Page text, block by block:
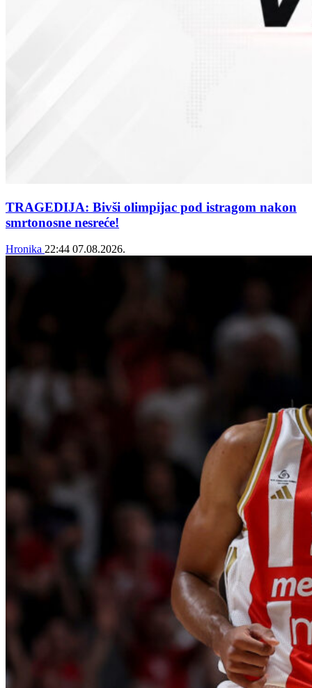
TRAGEDIJA: Bivši olimpijac pod istragom nakon
smrtonosne nesreće!
Hronika 22:44 07.08.2026.